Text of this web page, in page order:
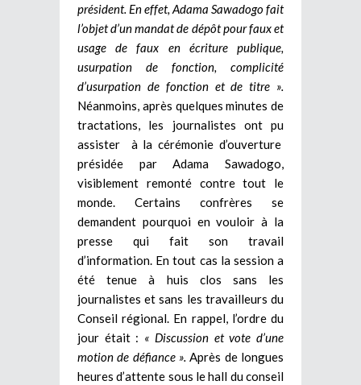
président. En effet, Adama Sawadogo fait
l’objet d’un mandat de dépôt pour faux et
usage de faux en écriture publique,
usurpation de fonction, complicité
d’usurpation de fonction et de titre ».
Néanmoins, après quelques minutes de
tractations, les journalistes ont pu
assister à la cérémonie d’ouverture
présidée par Adama Sawadogo,
visiblement remonté contre tout le
monde. Certains confrères se
demandent pourquoi en vouloir à la
presse qui fait son travail
d’information. En tout cas la session a
été tenue à huis clos sans les
journalistes et sans les travailleurs du
Conseil régional. En rappel, l’ordre du
jour était : « Discussion et vote d’une
motion de défiance ». Après de longues
heures d’attente sous le hall du conseil